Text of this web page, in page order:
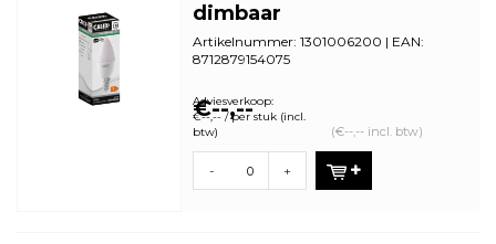
dimbaar
Artikelnummer: 1301006200 | EAN:
8712879154075
€--,--
Adviesverkoop:
€--,-- / per stuk (incl.
btw)
(€--,-- incl. btw)
- +